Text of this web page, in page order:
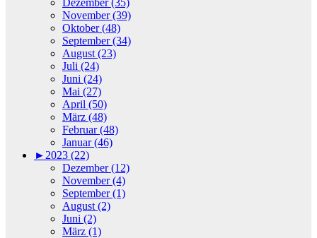
November (39)
Oktober (48)
September (34)
August (23)
Juli (24)
Juni (24)
Mai (27)
April (50)
März (48)
Februar (48)
Januar (46)
► 2023 (22)
Dezember (12)
November (4)
September (1)
August (2)
Juni (2)
März (1)